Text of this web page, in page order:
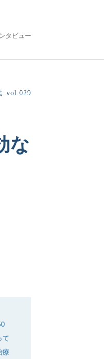
タビュー
vol.029
な
て
療